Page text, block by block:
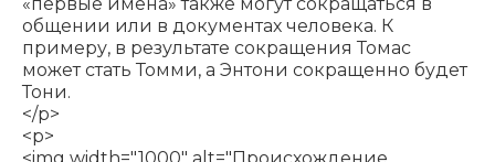
общении или в документах человека. К
примеру, в результате сокращения Томас
может стать Томми, а Энтони сокращенно будет
Тони.
</p>
<p>